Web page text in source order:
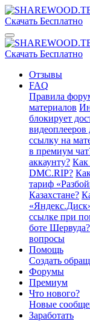
Отзывы
FAQ
Правила
материалов
блокирует
ссылку на
в премиум
аккаунту? Как
DMC.RIP?
тариф
Казахстане?
ссылке при
боте Шервуда?
вопросы
Помощь
Создать
Форумы
Премиум
Что нового?
Новые
Заработать